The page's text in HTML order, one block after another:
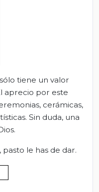
tiene un valor
aprecio por este
cerámicas,
Sin duda, una
pasto le has de dar.